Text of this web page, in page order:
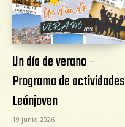
Un día de verano –
Programa de actividades
Leónjoven
19 junio 2026